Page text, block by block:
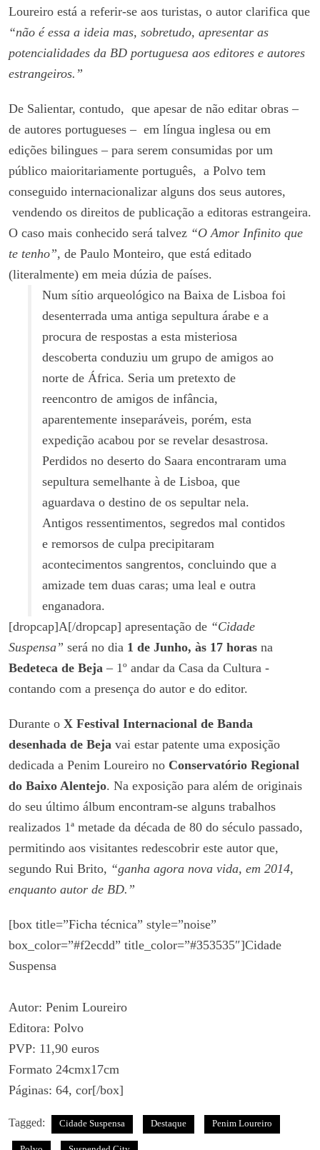
Loureiro está a referir-se aos turistas, o autor clarifica que
“não é essa a ideia mas, sobretudo, apresentar as
potencialidades da BD portuguesa aos editores e autores
estrangeiros.”
De Salientar, contudo, que apesar de não editar obras –
de autores portugueses – em língua inglesa ou em
edições bilingues – para serem consumidas por um
público maioritariamente português, a Polvo tem
conseguido internacionalizar alguns dos seus autores,
vendendo os direitos de publicação a editoras estrangeira.
O caso mais conhecido será talvez “O Amor Infinito que
te tenho”, de Paulo Monteiro, que está editado
(literalmente) em meia dúzia de países.
Num sítio arqueológico na Baixa de Lisboa foi
desenterrada uma antiga sepultura árabe e a
procura de respostas a esta misteriosa
descoberta conduziu um grupo de amigos ao
norte de África. Seria um pretexto de
reencontro de amigos de infância,
aparentemente inseparáveis, porém, esta
expedição acabou por se revelar desastrosa.
Perdidos no deserto do Saara encontraram uma
sepultura semelhante à de Lisboa, que
aguardava o destino de os sepultar nela.
Antigos ressentimentos, segredos mal contidos
e remorsos de culpa precipitaram
acontecimentos sangrentos, concluindo que a
amizade tem duas caras; uma leal e outra
enganadora.
[dropcap]A[/dropcap] apresentação de “Cidade
Suspensa” será no dia 1 de Junho, às 17 horas na
Bedeteca de Beja – 1º andar da Casa da Cultura -
contando com a presença do autor e do editor.
Durante o X Festival Internacional de Banda
desenhada de Beja vai estar patente uma exposição
dedicada a Penim Loureiro no Conservatório Regional
do Baixo Alentejo. Na exposição para além de originais
do seu último álbum encontram-se alguns trabalhos
realizados 1ª metade da década de 80 do século passado,
permitindo aos visitantes redescobrir este autor que,
segundo Rui Brito, “ganha agora nova vida, em 2014,
enquanto autor de BD.”
[box title=”Ficha técnica” style=”noise”
box_color=”#f2ecdd” title_color=”#353535″]Cidade
Suspensa
Autor: Penim Loureiro
Editora: Polvo
PVP: 11,90 euros
Formato 24cmx17cm
Páginas: 64, cor[/box]
Tagged: Cidade Suspensa Destaque Penim Loureiro